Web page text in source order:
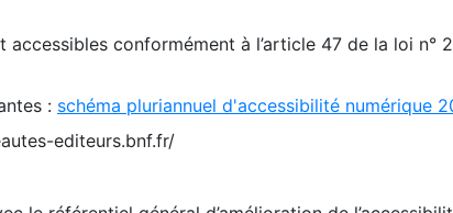
conformément à l’article 47 de la loi n°
: schéma pluriannuel d'accessibilité numérique
editeurs.bnf.fr/